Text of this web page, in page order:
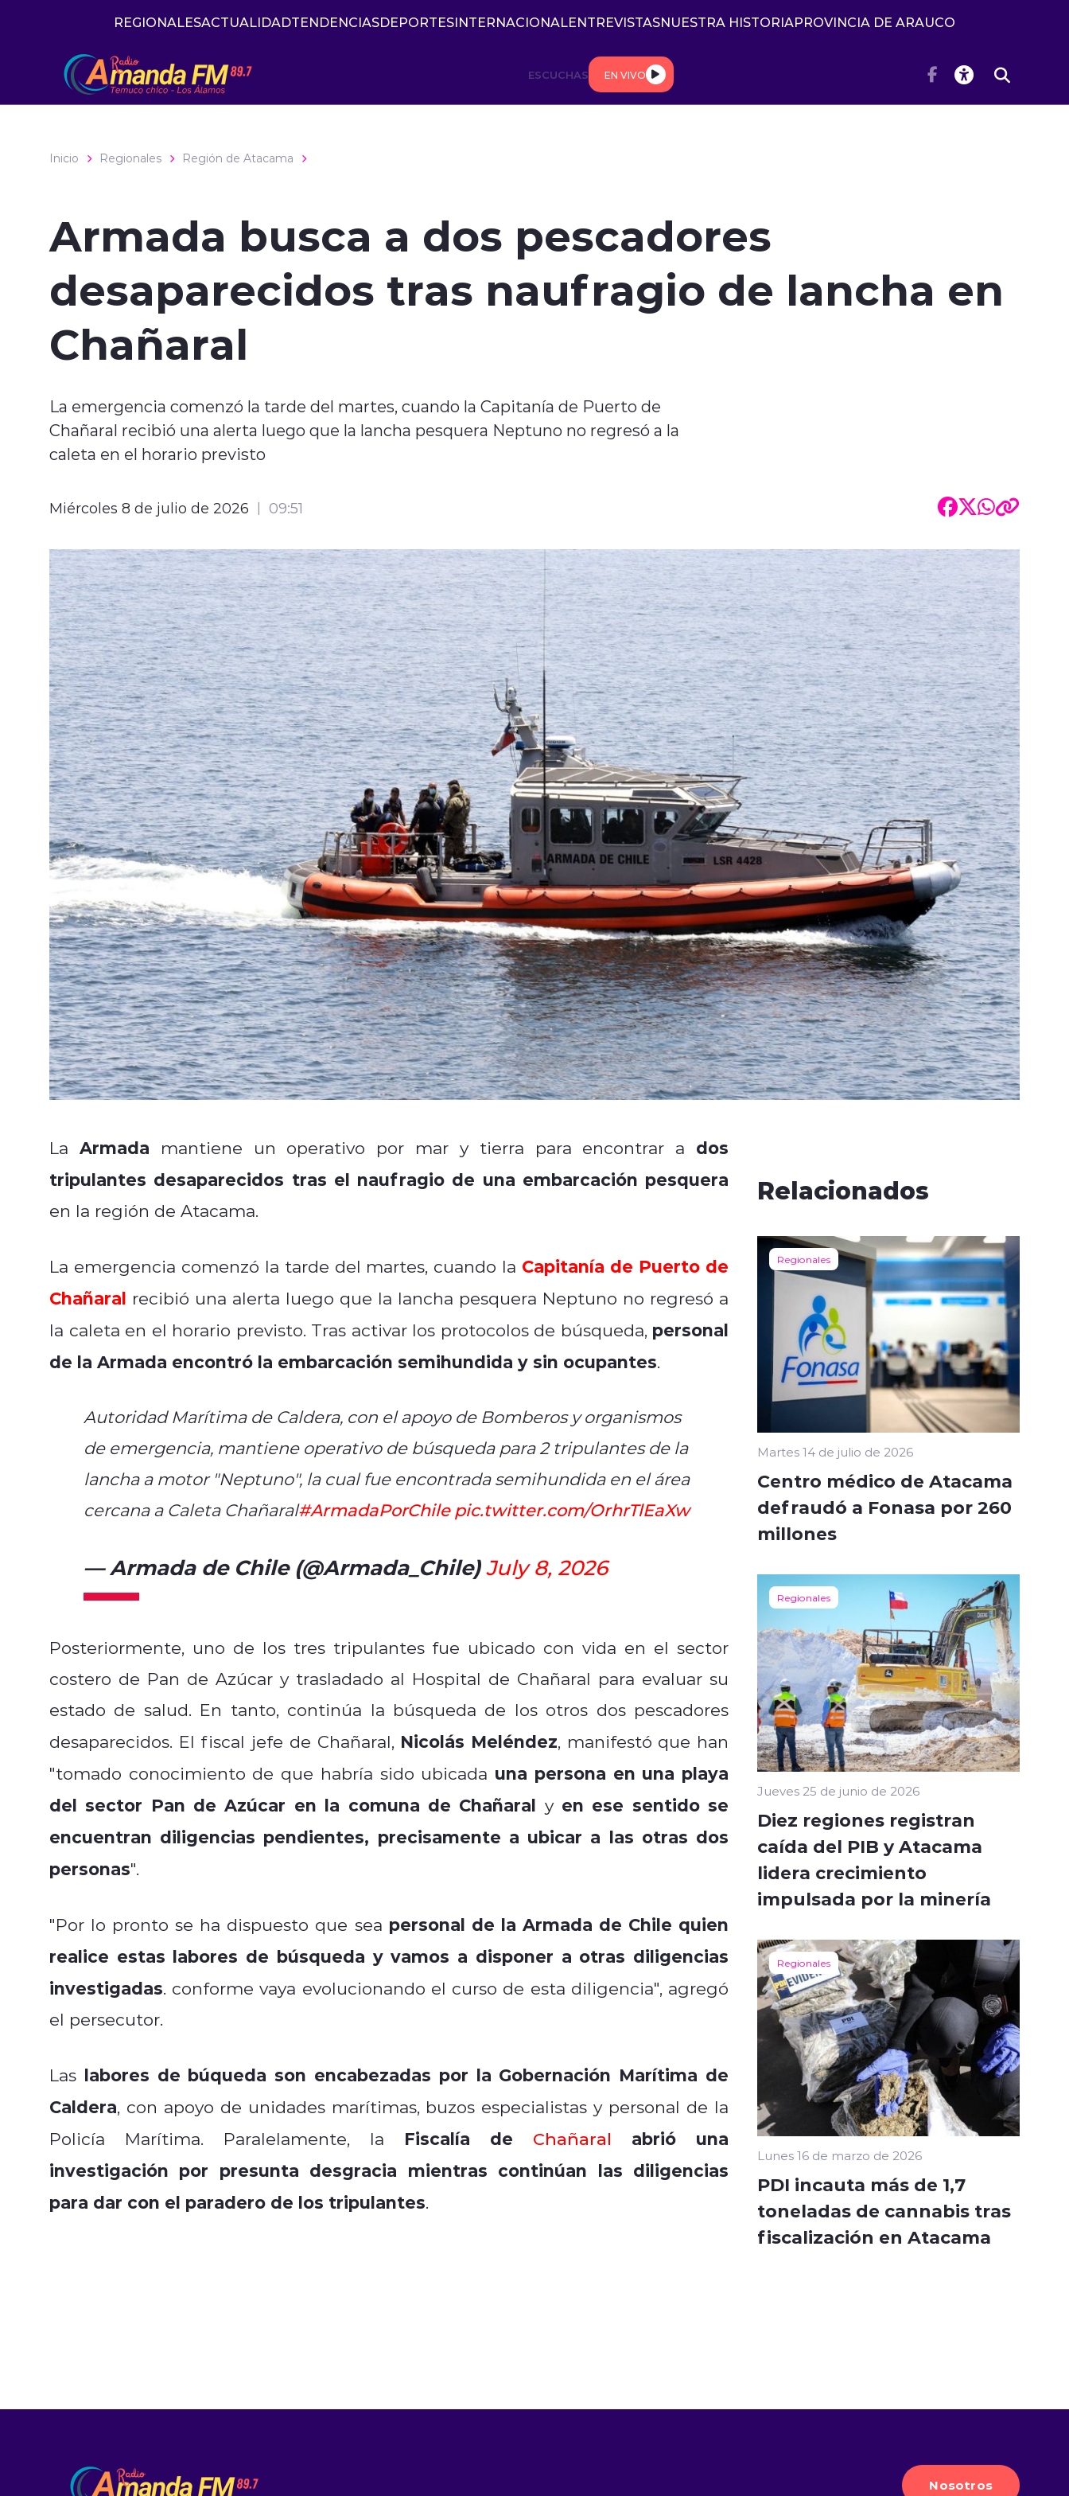
REGIONALESACTUALIDADTENDENCIASDEPORTESINTERNACIONALENTREVISTASNUESTRA HISTORIAPROVINCIA DE ARAUCO
ESCUCHAS EN VIVO
Inicio Regionales Región de Atacama
Armada busca a dos pescadores
desaparecidos tras naufragio de lancha en
Chañaral
La emergencia comenzó la tarde del martes, cuando la Capitanía de Puerto de
Chañaral recibió una alerta luego que la lancha pesquera Neptuno no regresó a la
caleta en el horario previsto
Miércoles 8 de julio de 2026 09:51
La Armada mantiene un operativo por mar y tierra para encontrar a dos
tripulantes desaparecidos tras el naufragio de una embarcación pesquera
en la región de Atacama.
La emergencia comenzó la tarde del martes, cuando la Capitanía de Puerto de
Chañaral recibió una alerta luego que la lancha pesquera Neptuno no regresó a
la caleta en el horario previsto. Tras activar los protocolos de búsqueda, personal
de la Armada encontró la embarcación semihundida y sin ocupantes.
Autoridad Marítima de Caldera, con el apoyo de Bomberos y organismos
de emergencia, mantiene operativo de búsqueda para 2 tripulantes de la
lancha a motor "Neptuno", la cual fue encontrada semihundida en el área
cercana a Caleta Chañaral#ArmadaPorChile pic.twitter.com/OrhrTlEaXw
— Armada de Chile (@Armada_Chile)July 8, 2026
Posteriormente, uno de los tres tripulantes fue ubicado con vida en el sector
costero de Pan de Azúcar y trasladado al Hospital de Chañaral para evaluar su
estado de salud. En tanto, continúa la búsqueda de los otros dos pescadores
desaparecidos. El fiscal jefe de Chañaral, Nicolás Meléndez, manifestó que han
"tomado conocimiento de que habría sido ubicada una persona en una playa
del sector Pan de Azúcar en la comuna de Chañaral y en ese sentido se
encuentran diligencias pendientes, precisamente a ubicar a las otras dos
personas".
"Por lo pronto se ha dispuesto que sea personal de la Armada de Chile quien
realice estas labores de búsqueda y vamos a disponer a otras diligencias
investigadas. conforme vaya evolucionando el curso de esta diligencia", agregó
el persecutor.
Las labores de búqueda son encabezadas por la Gobernación Marítima de
Caldera, con apoyo de unidades marítimas, buzos especialistas y personal de la
Policía Marítima. Paralelamente, la Fiscalía de Chañaral abrió una
investigación por presunta desgracia mientras continúan las diligencias
para dar con el paradero de los tripulantes.
Relacionados
Regionales
Martes 14 de julio de 2026
Centro médico de Atacama
defraudó a Fonasa por 260
millones
Regionales
Jueves 25 de junio de 2026
Diez regiones registran
caída del PIB y Atacama
lidera crecimiento
impulsada por la minería
Regionales
Lunes 16 de marzo de 2026
PDI incauta más de 1,7
toneladas de cannabis tras
fiscalización en Atacama
Nosotros